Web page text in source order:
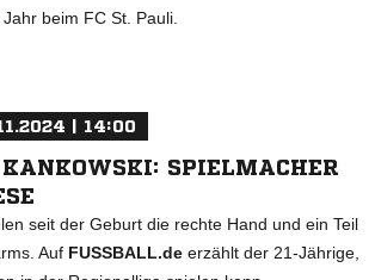
beim FC St. Pauli.
| 14:00
KANKOWSKI: SPIELMACHER
seit der Geburt die rechte Hand und ein Teil
Auf FUSSBALL.de erzählt der 21-Jährige,